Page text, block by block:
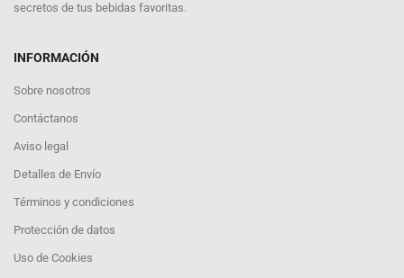
secretos de tus bebidas favoritas.
INFORMACIÓN
Sobre nosotros
Contáctanos
Aviso legal
Detalles de Envío
Términos y condiciones
Protección de datos
Uso de Cookies